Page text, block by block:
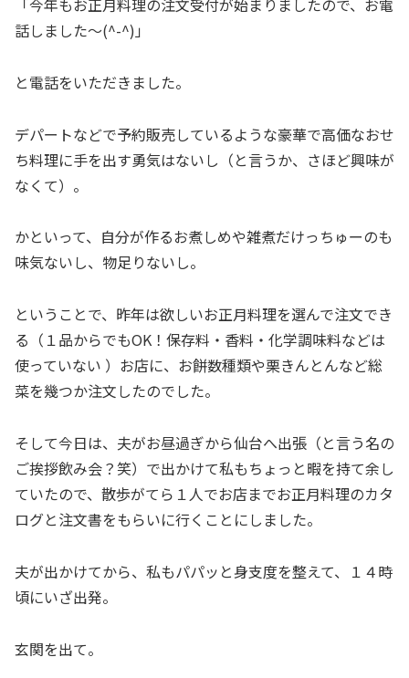
「今年もお正月料理の注文受付が始まりましたので、お電
話しました～(^-^)」
と電話をいただきました。
デパートなどで予約販売しているような豪華で高価なおせ
ち料理に手を出す勇気はないし（と言うか、さほど興味が
なくて）。
かといって、自分が作るお煮しめや雑煮だけっちゅーのも
味気ないし、物足りないし。
ということで、昨年は欲しいお正月料理を選んで注文でき
る（１品からでもOK！保存料・香料・化学調味料などは
使っていない ）お店に、お餅数種類や栗きんとんなど総
菜を幾つか注文したのでした。
そして今日は、夫がお昼過ぎから仙台へ出張（と言う名の
ご挨拶飲み会？笑）で出かけて私もちょっと暇を持て余し
ていたので、散歩がてら１人でお店までお正月料理のカタ
ログと注文書をもらいに行くことにしました。
夫が出かけてから、私もパパッと身支度を整えて、１４時
頃にいざ出発。
玄関を出て。